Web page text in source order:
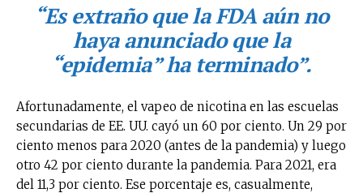
“Es extraño que la FDA aún no
haya anunciado que la
“epidemia” ha terminado”.
Afortunadamente, el vapeo de nicotina en las escuelas
secundarias de EE. UU. cayó un 60 por ciento. Un 29 por
ciento menos para 2020 (antes de la pandemia) y luego
otro 42 por ciento durante la pandemia. Para 2021, era
del 11,3 por ciento. Ese porcentaje es, casualmente,